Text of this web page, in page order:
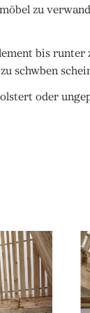
zu
bis runter
schwben
oder